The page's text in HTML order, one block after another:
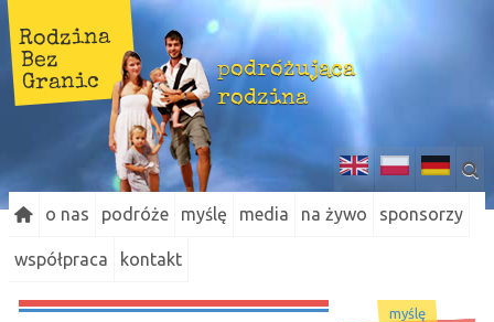
Rodzina
Bez
Granic
podróżująca
rodzina
o nas podróże myślę media na żywo sponsorzy
współpraca kontakt
myślę